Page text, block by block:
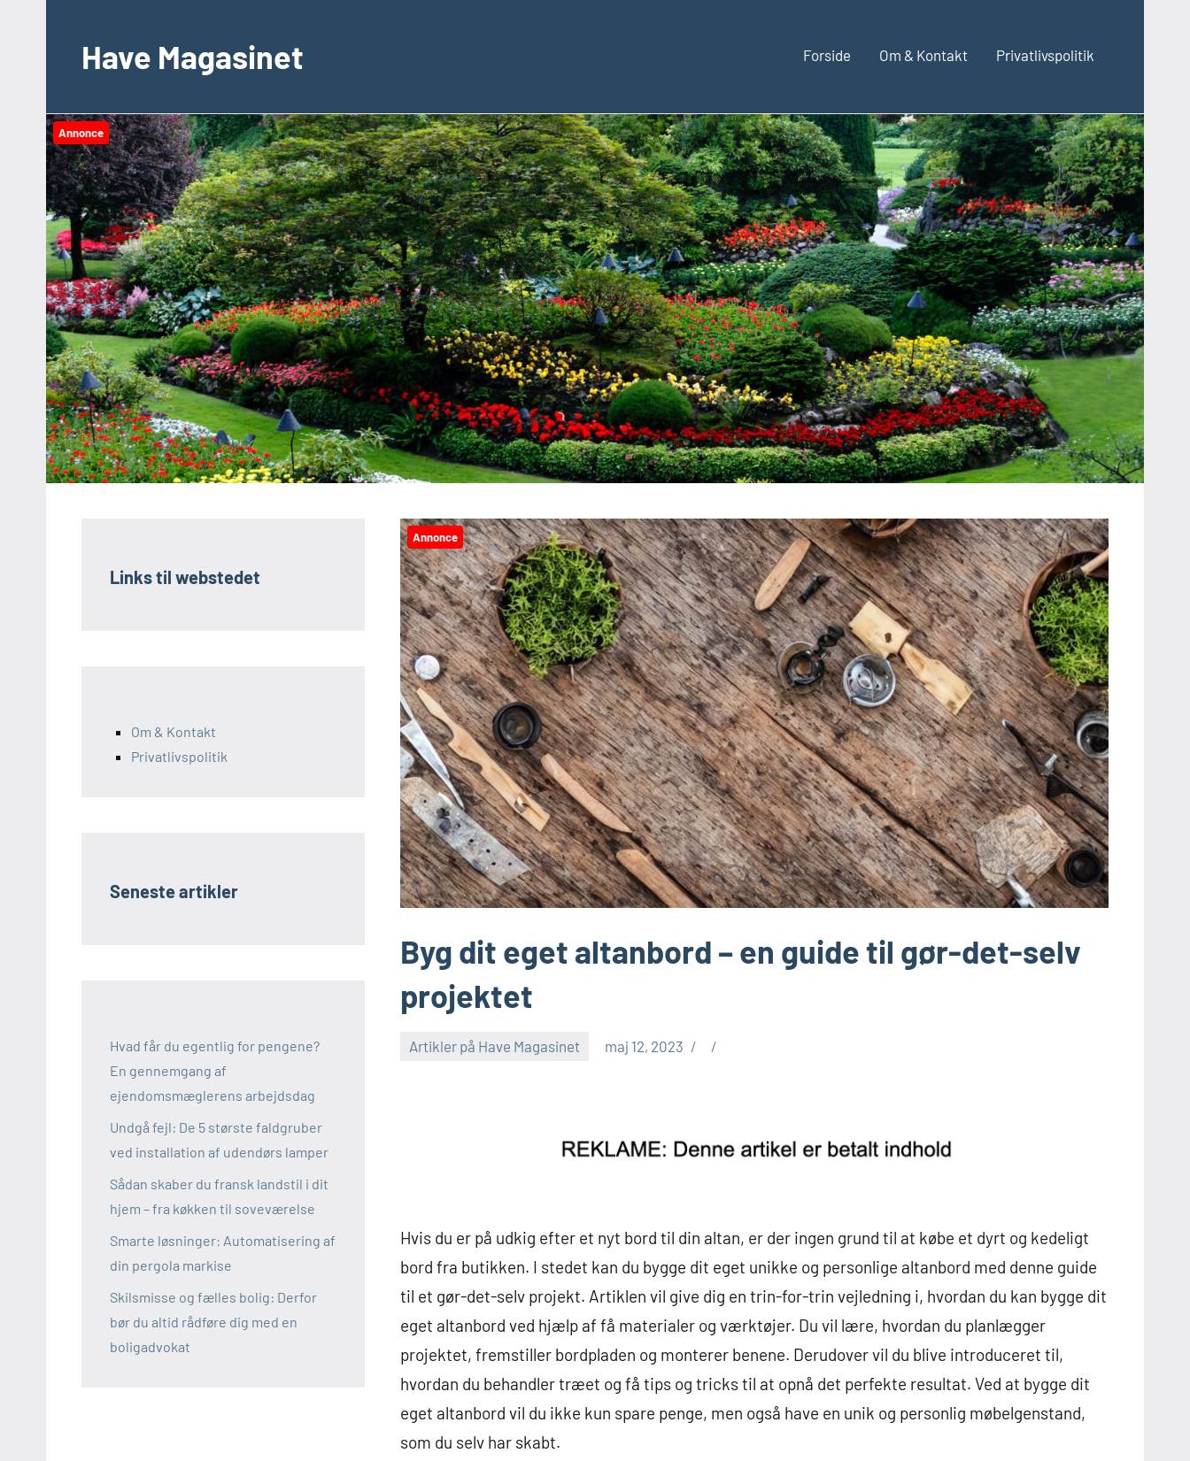
indholdHave Magasinet Forside Om & Kontakt Privatlivspolitik
Annonce
Annonce
Byg dit eget altanbord – en guide til gør-det-selv
projektet
Artikler på Have Magasinet maj 12, 2023
Hvis du er på udkig efter et nyt bord til din altan, er der ingen grund til at købe et dyrt og kedeligt
bord fra butikken. I stedet kan du bygge dit eget unikke og personlige altanbord med denne guide
til et gør-det-selv projekt. Artiklen vil give dig en trin-for-trin vejledning i, hvordan du kan bygge dit
eget altanbord ved hjælp af få materialer og værktøjer. Du vil lære, hvordan du planlægger
projektet, fremstiller bordpladen og monterer benene. Derudover vil du blive introduceret til,
hvordan du behandler træet og få tips og tricks til at opnå det perfekte resultat. Ved at bygge dit
eget altanbord vil du ikke kun spare penge, men også have en unik og personlig møbelgenstand,
som du selv har skabt.
Links til webstedet
Om & Kontakt
Privatlivspolitik
Seneste artikler
Hvad får du egentlig for pengene?
En gennemgang af
ejendomsmæglerens arbejdsdag
Undgå fejl: De 5 største faldgruber
ved installation af udendørs lamper
Sådan skaber du fransk landstil i dit
hjem – fra køkken til soveværelse
Smarte løsninger: Automatisering af
din pergola markise
Skilsmisse og fælles bolig: Derfor
bør du altid rådføre dig med en
boligadvokat